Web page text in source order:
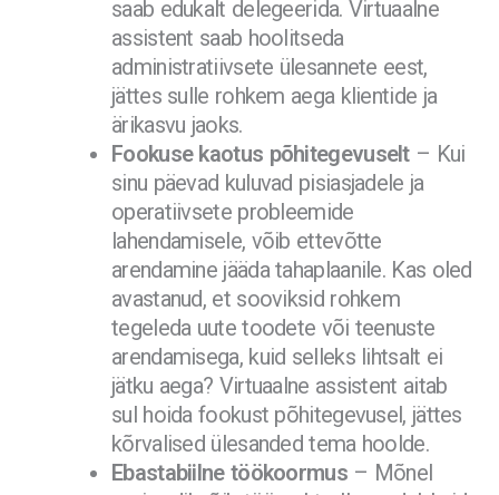
saab edukalt delegeerida. Virtuaalne
assistent saab hoolitseda
administratiivsete ülesannete eest,
jättes sulle rohkem aega klientide ja
ärikasvu jaoks.
Fookuse kaotus põhitegevuselt– Kui
sinu päevad kuluvad pisiasjadele ja
operatiivsete probleemide
lahendamisele, võib ettevõtte
arendamine jääda tahaplaanile. Kas oled
avastanud, et sooviksid rohkem
tegeleda uute toodete või teenuste
arendamisega, kuid selleks lihtsalt ei
jätku aega? Virtuaalne assistent aitab
sul hoida fookust põhitegevusel, jättes
kõrvalised ülesanded tema hoolde.
Ebastabiilne töökoormus– Mõnel